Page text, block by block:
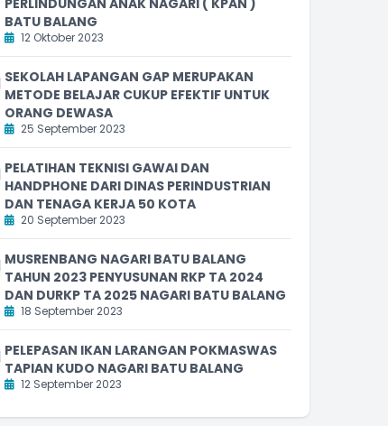
BATU BALANG
12 Oktober 2023
SEKOLAH LAPANGAN GAP MERUPAKAN
METODE BELAJAR CUKUP EFEKTIF UNTUK
ORANG DEWASA
25 September 2023
PELATIHAN TEKNISI GAWAI DAN
HANDPHONE DARI DINAS PERINDUSTRIAN
DAN TENAGA KERJA 50 KOTA
20 September 2023
MUSRENBANG NAGARI BATU BALANG
TAHUN 2023 PENYUSUNAN RKP TA 2024
DAN DURKP TA 2025 NAGARI BATU BALANG
18 September 2023
PELEPASAN IKAN LARANGAN POKMASWAS
TAPIAN KUDO NAGARI BATU BALANG
12 September 2023